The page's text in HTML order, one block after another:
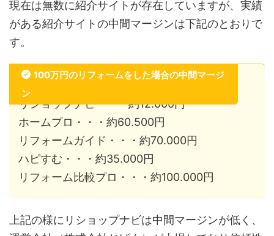
現在は無数に紹介サイトが存在していますが、実績
がある紹介サイトの中間マージンは下記のとおりで
す。
100万円のリフォームをした場合の中間マージ
ン
リショップナビ・・・約12.000円
ホームプロ・・・約60.500円
リフォームガイド・・・約70.000円
ハピすむ・・・約35.000円
リフォーム比較プロ・・・約100.000円
上記の様にリショップナビは中間マージンが低く、